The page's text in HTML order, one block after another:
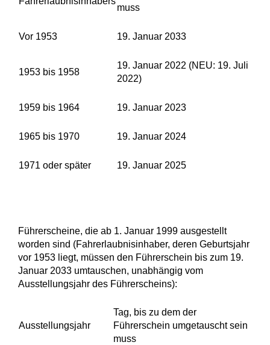
muss
Vor 1953 19. Januar 2033
1953 bis 1958
19. Januar 2022 (NEU: 19. Juli
2022)
1959 bis 1964 19. Januar 2023
1965 bis 1970 19. Januar 2024
1971 oder später 19. Januar 2025
Führerscheine, die ab 1. Januar 1999 ausgestellt
worden sind (Fahrerlaubnisinhaber, deren Geburtsjahr
vor 1953 liegt, müssen den Führerschein bis zum 19.
Januar 2033 umtauschen, unabhängig vom
Ausstellungsjahr des Führerscheins):
Ausstellungsjahr
Tag, bis zu dem der
Führerschein umgetauscht sein
muss